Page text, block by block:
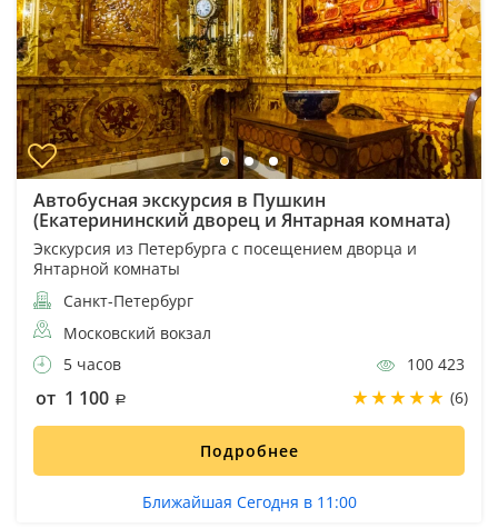
Автобусная экскурсия в Пушкин
(Екатерининский дворец и Янтарная комната)
Экскурсия из Петербурга с посещением дворца и
Янтарной комнаты
Санкт-Петербург
Московский вокзал
5 часов
100 423
от 1 100 (6)
Подробнее
Ближайшая Сегодня в 11:00